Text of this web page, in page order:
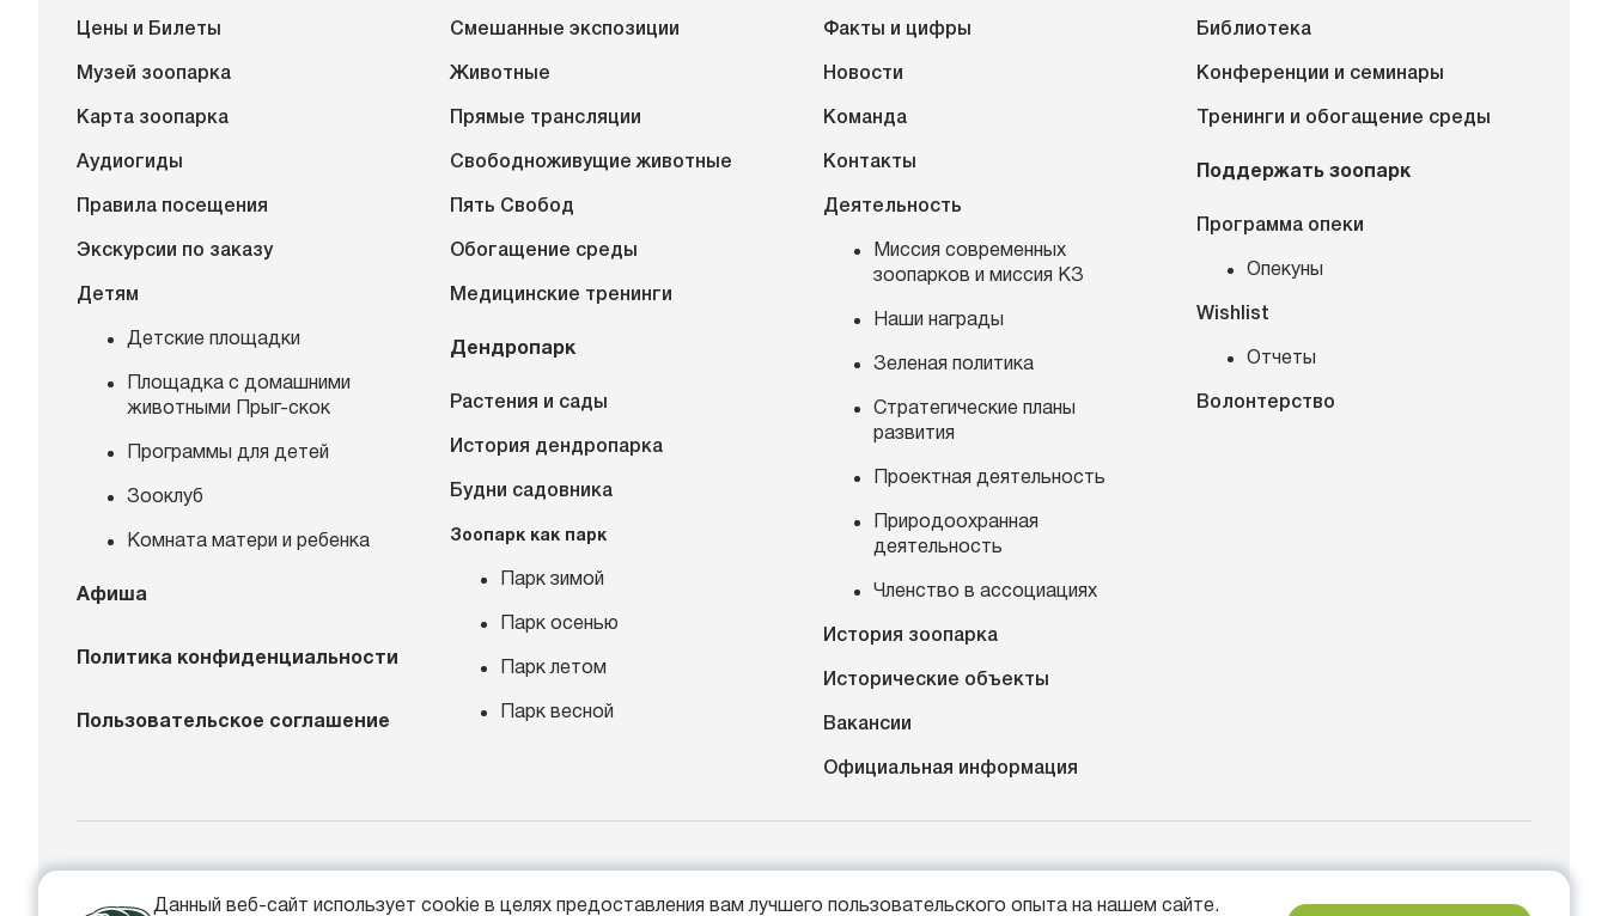
Данный веб-сайт использует cookie в целях предоставления вам лучшего пользовательского опыта на нашем сайте.
Цены и Билеты
Музей зоопарка
Карта зоопарка
Аудиогиды
Правила посещения
Экскурсии по заказу
Детям
Детские площадки
Площадка с домашними
животными Прыг-скок
Программы для детей
Зооклуб
Комната матери и ребенка
Афиша
Политика конфиденциальности
Пользовательское соглашение
Смешанные экспозиции
Животные
Прямые трансляции
Свободноживущие животные
Пять Свобод
Обогащение среды
Медицинские тренинги
Дендропарк
Растения и сады
История дендропарка
Будни садовника
Зоопарк как парк
Парк зимой
Парк осенью
Парк летом
Парк весной
Факты и цифры
Новости
Команда
Контакты
Деятельность
Миссия современных
зоопарков и миссия КЗ
Наши награды
Зеленая политика
Стратегические планы
развития
Проектная деятельность
Природоохранная
деятельность
Членство в ассоциациях
История зоопарка
Исторические объекты
Вакансии
Официальная информация
Библиотека
Конференции и семинары
Тренинги и обогащение среды
Поддержать зоопарк
Программа опеки
Опекуны
Wishlist
Отчеты
Волонтерство
Россия, г. Калининград, проспект Мира, 26